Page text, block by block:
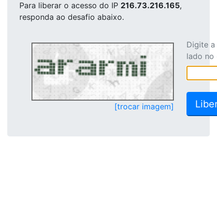
Para liberar o acesso do IP 216.73.216.165,
responda ao desafio abaixo.
[trocar imagem]
Digite
lado no